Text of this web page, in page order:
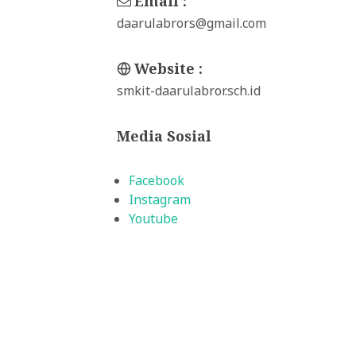
daarulabrors@gmail.com
Website :
smkit-daarulabror.sch.id
Media Sosial
Facebook
Instagram
Youtube